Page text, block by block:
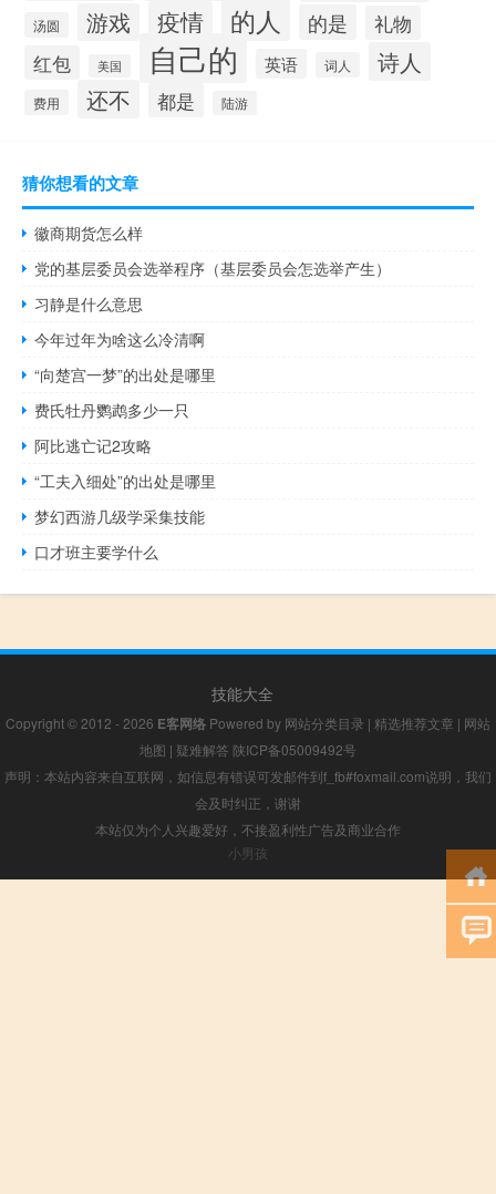
汤圆 游戏 疫情 的人 的是
礼物
红包
美国 自己的 英语 词人 诗人
费用 还不 都是 陆游
猜你想看的文章
徽商期货怎么样
党的基层委员会选举程序（基层委员会怎选举产生）
习静是什么意思
今年过年为啥这么冷清啊
“向楚宫一梦”的出处是哪里
费氏牡丹鹦鹉多少一只
阿比逃亡记2攻略
“工夫入细处”的出处是哪里
梦幻西游几级学采集技能
口才班主要学什么
技能大全
Copyright © 2012 - 2026 E客网络 Powered by 网站分类目录 | 精选推荐文章 | 网站
地图 | 疑难解答 陕ICP备05009492号
声明：本站内容来自互联网，如信息有错误可发邮件到f_fb#foxmail.com说明，我们
会及时纠正，谢谢
本站仅为个人兴趣爱好，不接盈利性广告及商业合作
小男孩